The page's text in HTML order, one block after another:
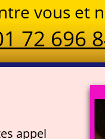
vous et
72 696
appel